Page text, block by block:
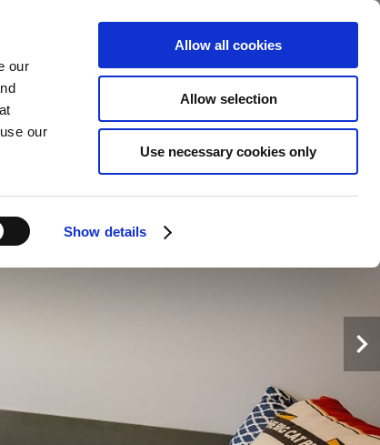
our
our
Show details
Allow all cookies
Allow selection
Use necessary cookies only